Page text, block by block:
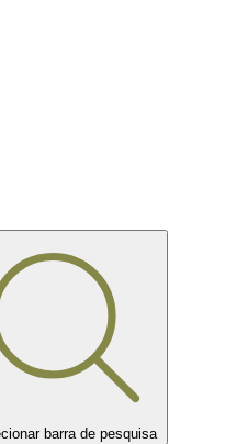
barra de pesquisa